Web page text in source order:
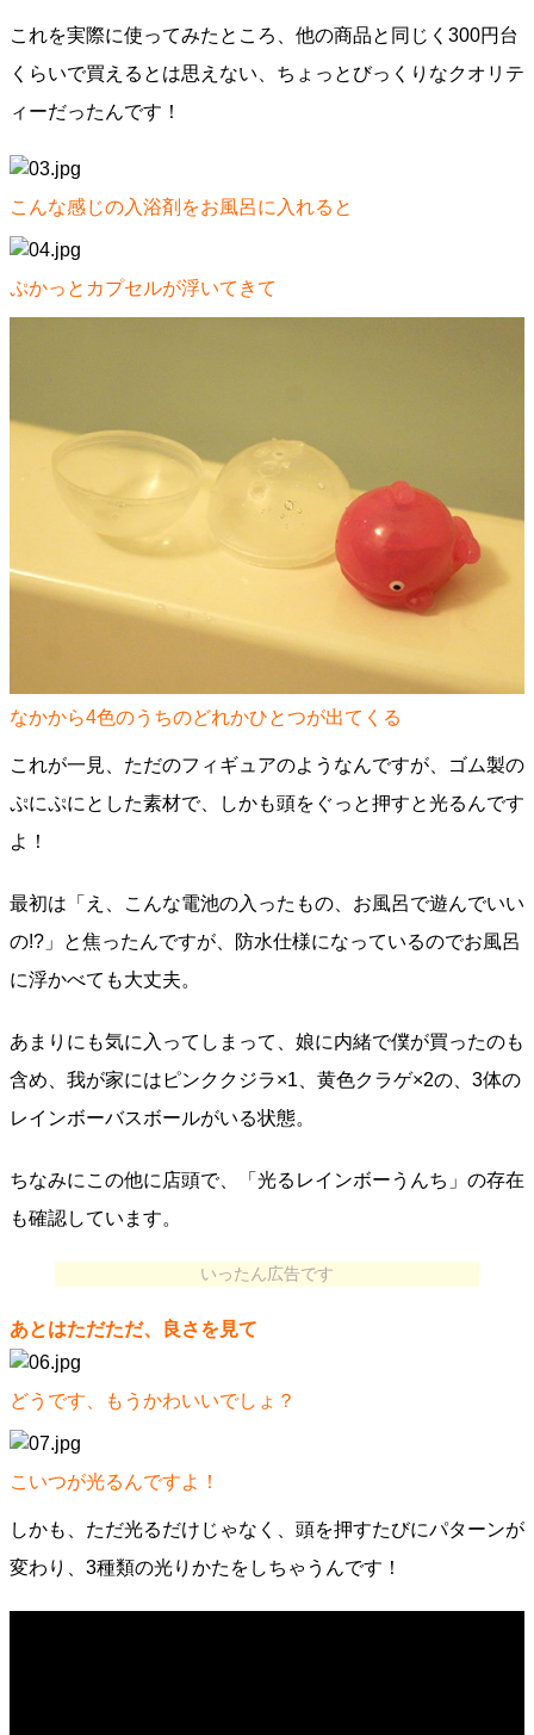
これを実際に使ってみたところ、他の商品と同じく300円台
くらいで買えるとは思えない、ちょっとびっくりなクオリテ
ィーだったんです！
こんな感じの入浴剤をお風呂に入れると
ぷかっとカプセルが浮いてきて
なかから4色のうちのどれかひとつが出てくる
これが一見、ただのフィギュアのようなんですが、ゴム製の
ぷにぷにとした素材で、しかも頭をぐっと押すと光るんです
よ！
最初は「え、こんな電池の入ったもの、お風呂で遊んでいい
の!?」と焦ったんですが、防水仕様になっているのでお風呂
に浮かべても大丈夫。
あまりにも気に入ってしまって、娘に内緒で僕が買ったのも
含め、我が家にはピンククジラ×1、黄色クラゲ×2の、3体の
レインボーバスボールがいる状態。
ちなみにこの他に店頭で、「光るレインボーうんち」の存在
も確認しています。
いったん広告です
あとはただただ、良さを見て
どうです、もうかわいいでしょ？
こいつが光るんですよ！
しかも、ただ光るだけじゃなく、頭を押すたびにパターンが
変わり、3種類の光りかたをしちゃうんです！